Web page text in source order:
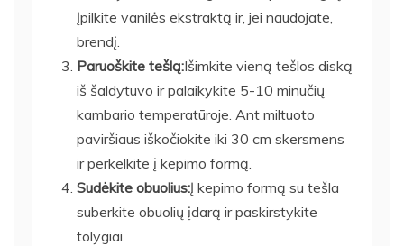
Įpilkite vanilės ekstraktą ir, jei naudojate,
brendį.
Paruoškite tešlą:Išimkite vieną tešlos diską
iš šaldytuvo ir palaikykite 5-10 minučių
kambario temperatūroje. Ant miltuoto
paviršiaus iškočiokite iki 30 cm skersmens
ir perkelkite į kepimo formą.
Sudėkite obuolius:Į kepimo formą su tešla
suberkite obuolių įdarą ir paskirstykite
tolygiai.